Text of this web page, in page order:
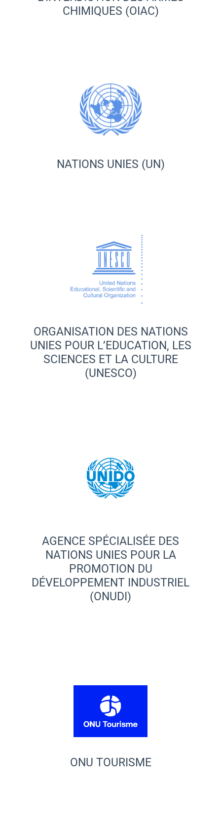
CHIMIQUES (OIAC)
NATIONS UNIES (UN)
ORGANISATION DES NATIONS
UNIES POUR L’EDUCATION, LES
SCIENCES ET LA CULTURE
(UNESCO)
AGENCE SPÉCIALISÉE DES
NATIONS UNIES POUR LA
PROMOTION DU
DÉVELOPPEMENT INDUSTRIEL
(ONUDI)
ONU TOURISME